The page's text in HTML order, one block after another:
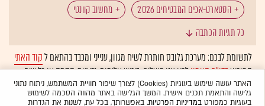
הסטארט-אפים המבטיחים 2026 מחשוב קוונטי
טכנולוגיה: שבבים
מכון ויצמן אלטייר סוני אפל ברודקום
כל תגיות הכתבה
לתשומת לבכם: מערכת גלובס חותרת לשיח מגוון, ענייני ומכבד בהתאם לקוד האתי
המופיעבדו"ח האמוןלפיו אנו פועלים. ביטויי אלימות, גזענות, הסתה או כל שיח
בלתי הולם אחר מסוננים בצורהאוטומטיתולא יפורסמו באתר.
האתר עושה שימוש בעוגיות (Cookies) לצורך שיפור חוויית המשתמש, ניתוח נתוני
גלישה והתאמת תכנים אישית. המשך הגלישה באתר מהווה הסכמה לשימוש
בעוגיות כמפורטבמדיניות הפרטיות. באפשרותך, בכל עת, לשנות את הגדרות